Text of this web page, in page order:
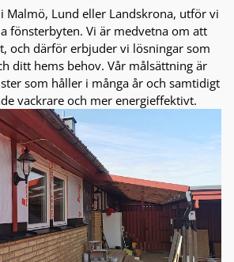
Malmö, Lund eller Landskrona, utför vi
fönsterbyten. Vi är medvetna om att
och därför erbjuder vi lösningar som
ditt hems behov. Vår målsättning är
som håller i många år och samtidigt
vackrare och mer energieffektivt.